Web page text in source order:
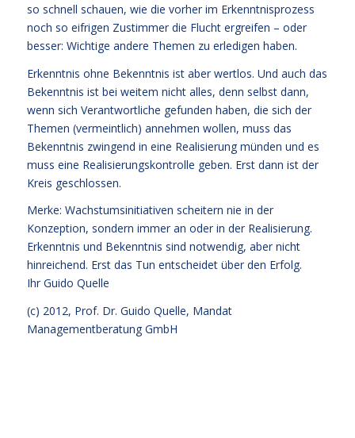
so schnell schauen, wie die vorher im Erkenntnisprozess
noch so eifrigen Zustimmer die Flucht ergreifen – oder
besser: Wichtige andere Themen zu erledigen haben.
Erkenntnis ohne Bekenntnis ist aber wertlos. Und auch das
Bekenntnis ist bei weitem nicht alles, denn selbst dann,
wenn sich Verantwortliche gefunden haben, die sich der
Themen (vermeintlich) annehmen wollen, muss das
Bekenntnis zwingend in eine Realisierung münden und es
muss eine Realisierungskontrolle geben. Erst dann ist der
Kreis geschlossen.
Merke: Wachstumsinitiativen scheitern nie in der
Konzeption, sondern immer an oder in der Realisierung.
Erkenntnis und Bekenntnis sind notwendig, aber nicht
hinreichend. Erst das Tun entscheidet über den Erfolg.
Ihr Guido Quelle
(c) 2012, Prof. Dr. Guido Quelle, Mandat
Managementberatung GmbH